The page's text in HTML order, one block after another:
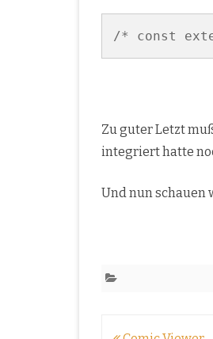
/* const
Zu guter Letzt
integriert hatte
Und nun schauen